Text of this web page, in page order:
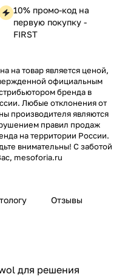
10% промо-код на
первую покупку -
FIRST
на товар является ценой,
официальным
бренда в
Любые отклонения от
производителя являются
правил продаж
на территории России.
внимательны! С заботой
mesoforia.ru
Отзывы
для решения